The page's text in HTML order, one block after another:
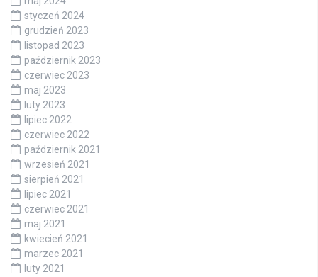
styczeń 2024
grudzień 2023
listopad 2023
październik 2023
czerwiec 2023
maj 2023
luty 2023
lipiec 2022
czerwiec 2022
październik 2021
wrzesień 2021
sierpień 2021
lipiec 2021
czerwiec 2021
maj 2021
kwiecień 2021
marzec 2021
luty 2021